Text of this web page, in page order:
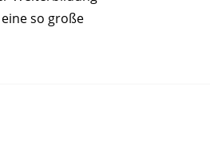
so große